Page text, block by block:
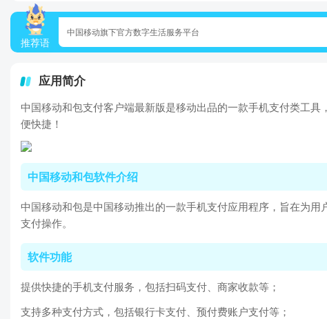
推荐语
中国移动旗下官方数字生活服务平台
应用简介
中国移动和包支付客户端最新版是移动出品的一款手机支付类工
便快捷！
中国移动和包软件介绍
中国移动和包是中国移动推出的一款手机支付应用程序，旨在为
支付操作。
软件功能
提供快捷的手机支付服务，包括扫码支付、商家收款等；
支持多种支付方式，包括银行卡支付、预付费账户支付等；